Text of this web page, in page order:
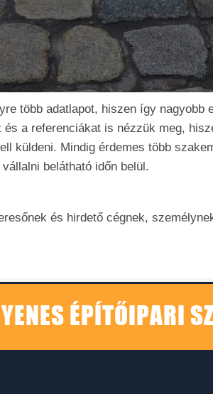
több adatlapot, hiszen így
a referenciákat is nézzük meg,
küldeni. Mindig érdemes több
belátható időn belül.
és hirdető cégnek,
ÉPÍTŐIPARI